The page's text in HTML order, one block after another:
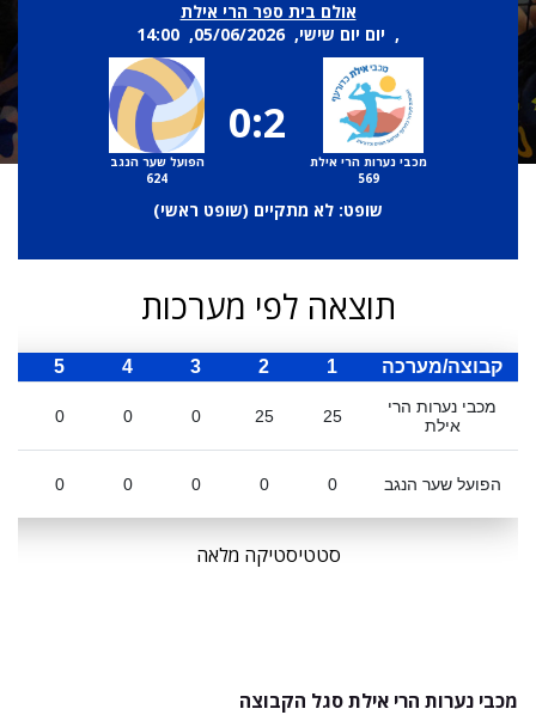
אולם בית ספר הרי אילת
, יום יום שישי, 05/06/2026, 14:00
מכבי נערות הרי אילת
569
0:2
הפועל שער הנגב
624
שופט: לא מתקיים (שופט ראשי)
תוצאה לפי מערכות
קבוצה/מערכה 1
2
3
4
5
מכבי נערות הרי
אילת
25
25
0
0
0
הפועל שער הנגב 0
0
0
0
0
סטטיסטיקה מלאה
מכבי נערות הרי אילת סגל הקבוצה